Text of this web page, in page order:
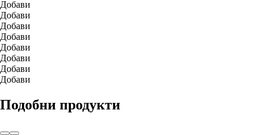
Добави
Добави
Добави
Добави
Добави
Добави
Добави
Добави
Подобни продукти